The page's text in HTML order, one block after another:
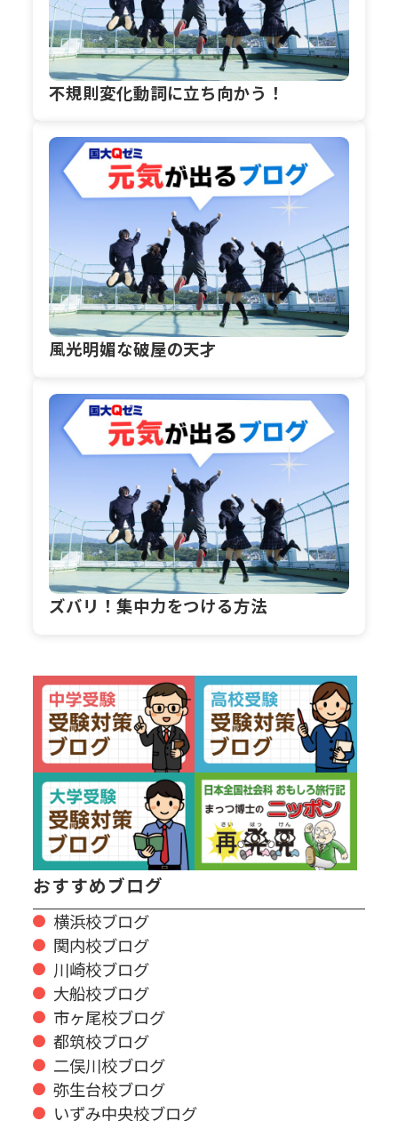
不規則変化動詞に立ち向かう！
風光明媚な破屋の天才
ズバリ！集中力をつける方法
おすすめブログ
横浜校ブログ
関内校ブログ
川崎校ブログ
大船校ブログ
市ヶ尾校ブログ
都筑校ブログ
二俣川校ブログ
弥生台校ブログ
いずみ中央校ブログ